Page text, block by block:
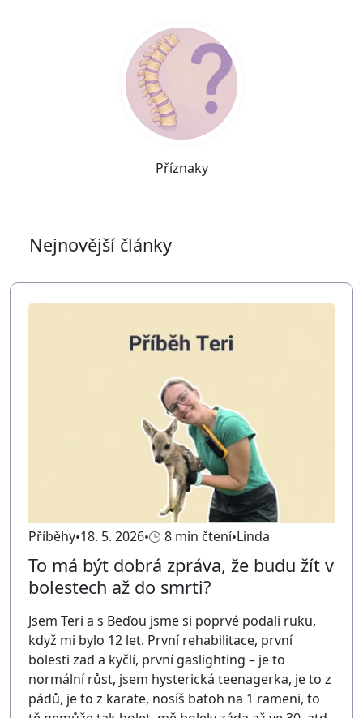
Příznaky
Nejnovější články
Příběhy 18. 5. 2026 8 min čtení Linda
To má být dobrá zpráva, že budu žít v
bolestech až do smrti?
Jsem Teri a s Beďou jsme si poprvé podali ruku,
když mi bylo 12 let. První rehabilitace, první
bolesti zad a kyčlí, první gaslighting – je to
normální růst, jsem hysterická teenagerka, je to z
pádů, je to z karate, nosíš batoh na 1 rameni, to